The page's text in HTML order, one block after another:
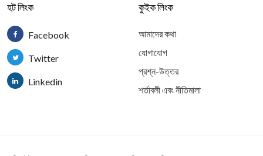
হট লিংক
Facebook
Twitter
Linkedin
কুইক লিংক
আমাদের কথা
যোগাযোগ
প্রশ্ন-উত্তর
শর্তাবলী এবং নীতিমালা